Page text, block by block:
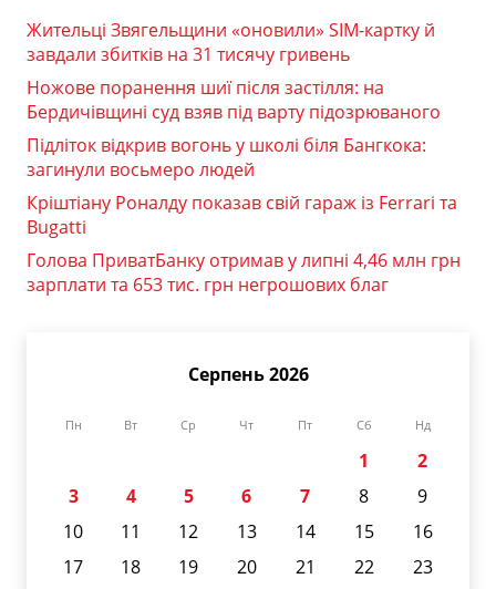
Жительці Звягельщини «оновили» SIM-картку й
завдали збитків на 31 тисячу гривень
Ножове поранення шиї після застілля: на
Бердичівщині суд взяв під варту підозрюваного
Підліток відкрив вогонь у школі біля Бангкока:
загинули восьмеро людей
Кріштіану Роналду показав свій гараж із Ferrari та
Bugatti
Голова ПриватБанку отримав у липні 4,46 млн грн
зарплати та 653 тис. грн негрошових благ
Серпень 2026
Пн Вт Ср Чт Пт Сб Нд
1
2
3
4 5 6 7 8
9
10
11 12 13 14 15
16
17
18 19 20 21 22
23